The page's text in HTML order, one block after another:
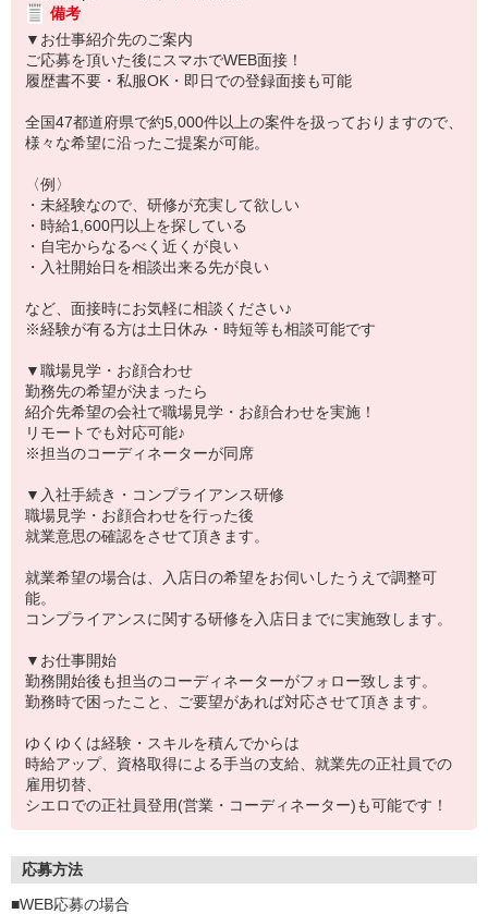
備考
▼お仕事紹介先のご案内
ご応募を頂いた後にスマホでWEB面接！
履歴書不要・私服OK・即日での登録面接も可能
全国47都道府県で約5,000件以上の案件を扱っておりますので、
様々な希望に沿ったご提案が可能。
〈例〉
・未経験なので、研修が充実して欲しい
・時給1,600円以上を探している
・自宅からなるべく近くが良い
・入社開始日を相談出来る先が良い
など、面接時にお気軽に相談ください♪
※経験が有る方は土日休み・時短等も相談可能です
▼職場見学・お顔合わせ
勤務先の希望が決まったら
紹介先希望の会社で職場見学・お顔合わせを実施！
リモートでも対応可能♪
※担当のコーディネーターが同席
▼入社手続き・コンプライアンス研修
職場見学・お顔合わせを行った後
就業意思の確認をさせて頂きます。
就業希望の場合は、入店日の希望をお伺いしたうえで調整可
能。
コンプライアンスに関する研修を入店日までに実施致します。
▼お仕事開始
勤務開始後も担当のコーディネーターがフォロー致します。
勤務時で困ったこと、ご要望があれば対応させて頂きます。
ゆくゆくは経験・スキルを積んでからは
時給アップ、資格取得による手当の支給、就業先の正社員での
雇用切替、
シエロでの正社員登用(営業・コーディネーター)も可能です！
応募方法
■WEB応募の場合